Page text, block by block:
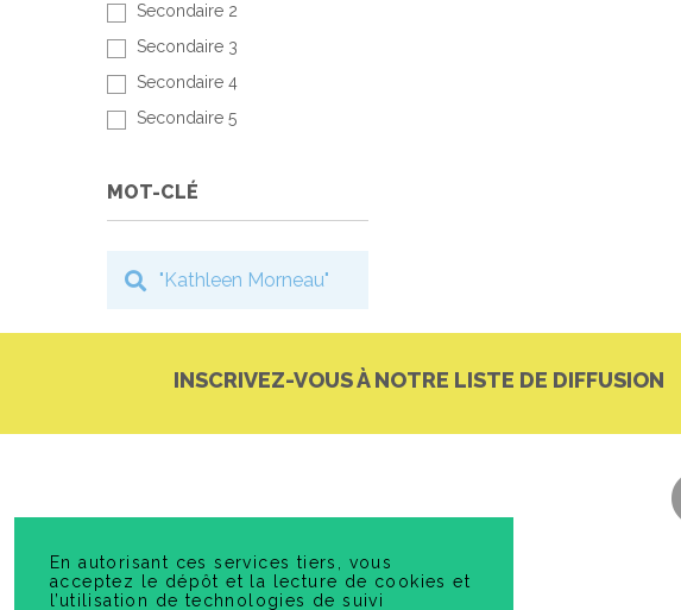
Secondaire 2
Secondaire 3
Secondaire 4
Secondaire 5
MOT-CLÉ
INSCRIVEZ-VOUS À NOTRE LISTE DE DIFFUSION
En autorisant ces services tiers, vous
acceptez le dépôt et la lecture de cookies et
l’utilisation de technologies de suivi